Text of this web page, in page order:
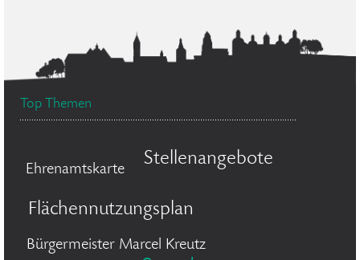
Top Themen
Ehrenamtskarte
Stellenangebote
Flächennutzungsplan
Bürgermeister Marcel Kreutz